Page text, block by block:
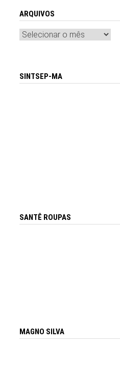
ARQUIVOS
Arquivos
SINTSEP-MA
SANTÊ ROUPAS
MAGNO SILVA